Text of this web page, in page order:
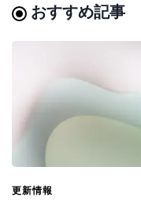
おすすめ記事
更新情報